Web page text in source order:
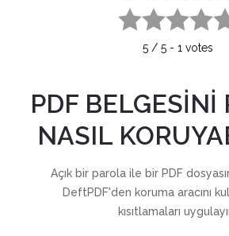
5/ 5- 1 votes
PDF BELGESİNİ
NASIL
Açık bir parola ile bir PDF
DeftPDF'den koruma aracını
kısıtlamaları